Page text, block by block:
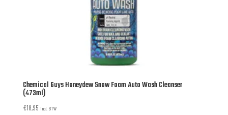
Chemical Guys Honeydew Snow Foam Auto Wash Cleanser
(473ml)
€18,95 incl. BTW